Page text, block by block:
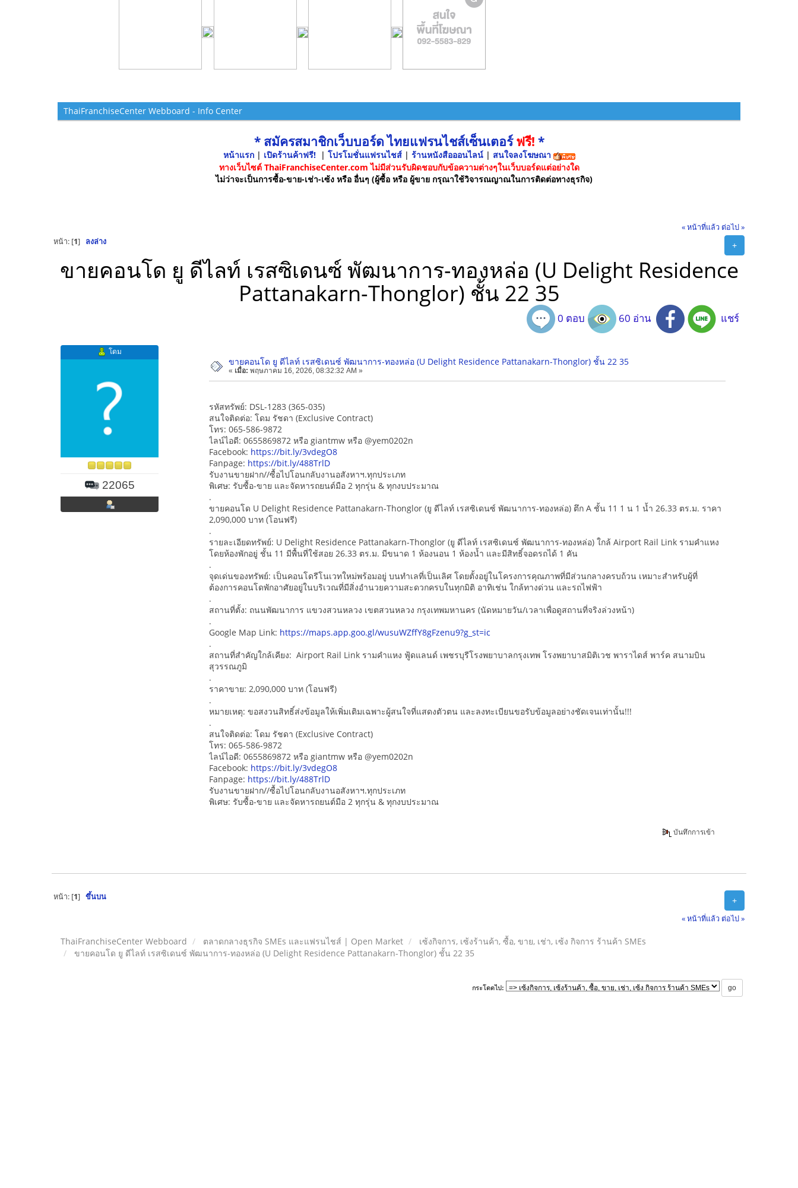
ThaiFranchiseCenter Webboard - Info Center
* สมัครสมาชิกเว็บบอร์ด ไทยแฟรนไชส์เซ็นเตอร์ฟรี! *
หน้าแรก| เปิดร้านค้าฟรี! | โปรโมชั่นแฟรนไชส์ | ร้านหนังสือออนไลน์ | สนใจลงโฆษณา
ทางเว็บไซต์ ThaiFranchiseCenter.com ไม่มีส่วนรับผิดชอบกับข้อความต่างๆในเว็บบอร์ดแต่อย่างใด
ไม่ว่าจะเป็นการซื้อ-ขาย-เช่า-เซ้ง หรือ อื่นๆ (ผู้ซื้อ หรือ ผู้ขาย กรุณาใช้วิจารณญาณในการติดต่อทางธุรกิจ)
« หน้าที่แล้ว ต่อไป »
+
หน้า: [1] ลงล่าง
ขายคอนโด ยู ดีไลท์ เรสซิเดนซ์ พัฒนาการ-ทองหล่อ (U Delight Residence
Pattanakarn-Thonglor) ชั้น 22 35
0 ตอบ 60 อ่าน แชร์
โดม
22065
ขายคอนโด ยู ดีไลท์ เรสซิเดนซ์ พัฒนาการ-ทองหล่อ (U Delight Residence Pattanakarn-Thonglor) ชั้น 22 35
« เมื่อ: พฤษภาคม 16, 2026, 08:32:32 AM »
รหัสทรัพย์: DSL-1283 (365-035)
สนใจติดต่อ: โดม รัชดา (Exclusive Contract)
โทร: 065-586-9872
ไลน์ไอดี: 0655869872 หรือ giantmw หรือ @yem0202n
Facebook: https://bit.ly/3vdegO8
Fanpage: https://bit.ly/488TrlD
รับงานขายฝาก//ซื้อไปโอนกลับงานอสังหาฯ.ทุกประเภท
พิเศษ: รับซื้อ-ขาย และจัดหารถยนต์มือ 2 ทุกรุ่น & ทุกงบประมาณ
.
ขายคอนโด U Delight Residence Pattanakarn-Thonglor (ยู ดีไลท์ เรสซิเดนซ์ พัฒนาการ-ทองหล่อ) ตึก A ชั้น 11 1 น 1 น้ำ 26.33 ตร.ม. ราคา
2,090,000 บาท (โอนฟรี)
.
รายละเอียดทรัพย์: U Delight Residence Pattanakarn-Thonglor (ยู ดีไลท์ เรสซิเดนซ์ พัฒนาการ-ทองหล่อ) ใกล้ Airport Rail Link รามคำแหง
โดยห้องพักอยู่ ชั้น 11 มีพื้นที่ใช้สอย 26.33 ตร.ม. มีขนาด 1 ห้องนอน 1 ห้องน้ำ และมีสิทธิ์จอดรถได้ 1 คัน
.
จุดเด่นของทรัพย์: เป็นคอนโดรีโนเวทใหม่พร้อมอยู่ บนทำเลที่เป็นเลิศ โดยตั้งอยู่ในโครงการคุณภาพที่มีส่วนกลางครบถ้วน เหมาะสำหรับผู้ที่
ต้องการคอนโดพักอาศัยอยู่ในบริเวณที่มีสิ่งอำนวยความสะดวกครบในทุกมิติ อาทิเช่น ใกล้ทางด่วน และรถไฟฟ้า
.
สถานที่ตั้ง: ถนนพัฒนาการ แขวงสวนหลวง เขตสวนหลวง กรุงเทพมหานคร (นัดหมายวัน/เวลาเพื่อดูสถานที่จริงล่วงหน้า)
.
Google Map Link: https://maps.app.goo.gl/wusuWZffY8gFzenu9?g_st=ic
.
สถานที่สำคัญใกล้เคียง: Airport Rail Link รามคำแหง ฟู้ดแลนด์ เพชรบุรีโรงพยาบาลกรุงเทพ โรงพยาบาสมิติเวช พาราไดส์ พาร์ค สนามบิน
สุวรรณภูมิ
.
ราคาขาย: 2,090,000 บาท (โอนฟรี)
.
หมายเหตุ: ขอสงวนสิทธิ์ส่งข้อมูลให้เพิ่มเติมเฉพาะผู้สนใจที่แสดงตัวตน และลงทะเบียนขอรับข้อมูลอย่างชัดเจนเท่านั้น!!!
.
สนใจติดต่อ: โดม รัชดา (Exclusive Contract)
โทร: 065-586-9872
ไลน์ไอดี: 0655869872 หรือ giantmw หรือ @yem0202n
Facebook: https://bit.ly/3vdegO8
Fanpage: https://bit.ly/488TrlD
รับงานขายฝาก//ซื้อไปโอนกลับงานอสังหาฯ.ทุกประเภท
พิเศษ: รับซื้อ-ขาย และจัดหารถยนต์มือ 2 ทุกรุ่น & ทุกงบประมาณ
บันทึกการเข้า
+
หน้า: [1] ขึ้นบน
« หน้าที่แล้ว ต่อไป »
ThaiFranchiseCenter Webboard ตลาดกลางธุรกิจ SMEs และแฟรนไชส์ | Open Market
เซ้งกิจการ, เซ้งร้านค้า, ซื้อ, ขาย, เช่า, เซ้ง กิจการ ร้านค้า SMEs
ขายคอนโด ยู ดีไลท์ เรสซิเดนซ์ พัฒนาการ-ทองหล่อ (U Delight Residence Pattanakarn-Thonglor) ชั้น 22 35
กระโดดไป: